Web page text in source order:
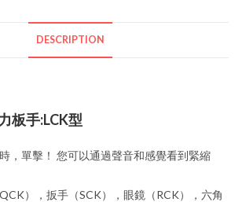
DESCRIPTION
板手:LCK型
，單擊！ 您可以通過聲音和感覺看到緊縮
），扳手（SCK），眼鏡（RCK），六角